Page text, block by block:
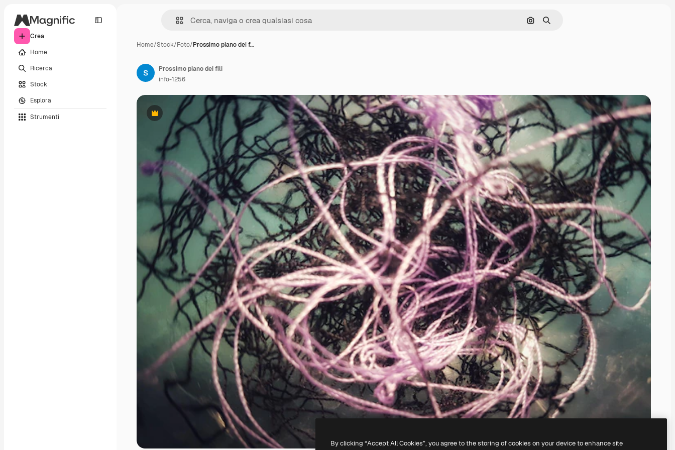
Crea
Home
Ricerca
Stock
Esplora
Strumenti
Cerca per immagine
Ricerca
Home/Stock/Foto/Prossimo piano dei f…
Premium
Prossimo piano dei fili
info-1256
By clicking “Accept All Cookies”, you agree to the storing of cookies on your device to enhance site